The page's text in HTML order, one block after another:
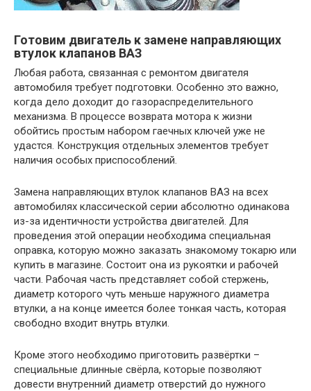
Готовим двигатель к замене направляющих
втулок клапанов ВАЗ
Любая работа, связанная с ремонтом двигателя
автомобиля требует подготовки. Особенно это важно,
когда дело доходит до газораспределительного
механизма. В процессе возврата мотора к жизни
обойтись простым набором гаечных ключей уже не
удастся. Конструкция отдельных элементов требует
наличия особых приспособлений.
Замена направляющих втулок клапанов ВАЗ на всех
автомобилях классической серии абсолютно одинакова
из-за идентичности устройства двигателей. Для
проведения этой операции необходима специальная
оправка, которую можно заказать знакомому токарю или
купить в магазине. Состоит она из рукоятки и рабочей
части. Рабочая часть представляет собой стержень,
диаметр которого чуть меньше наружного диаметра
втулки, а на конце имеется более тонкая часть, которая
свободно входит внутрь втулки.
Кроме этого необходимо приготовить развёртки –
специальные длинные свёрла, которые позволяют
довести внутренний диаметр отверстий до нужного